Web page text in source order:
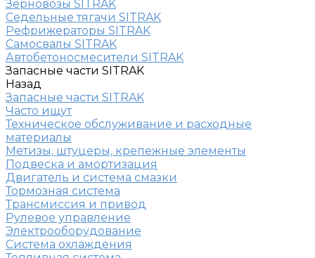
Зерновозы SITRAK
Седельные тягачи SITRAK
Рефрижераторы SITRAK
Самосвалы SITRAK
Автобетоносмесители SITRAK
Запасные части SITRAK
Назад
Запасные части SITRAK
Часто ищут
Техническое обслуживание и расходные
материалы
Метизы, штуцеры, крепежные элементы
Подвеска и амортизация
Двигатель и система смазки
Тормозная система
Трансмиссия и привод
Рулевое управление
Электрооборудование
Система охлаждения